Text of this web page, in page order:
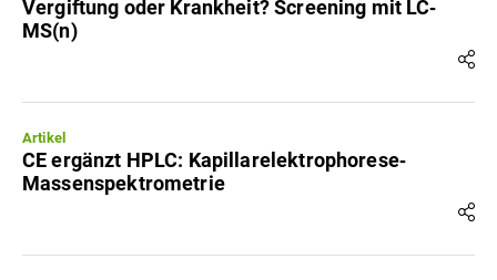
Vergiftung oder Krankheit? Screening mit LC‐
MS(n)
Artikel
CE ergänzt HPLC: Kapillarelektrophorese‐
Massenspektrometrie